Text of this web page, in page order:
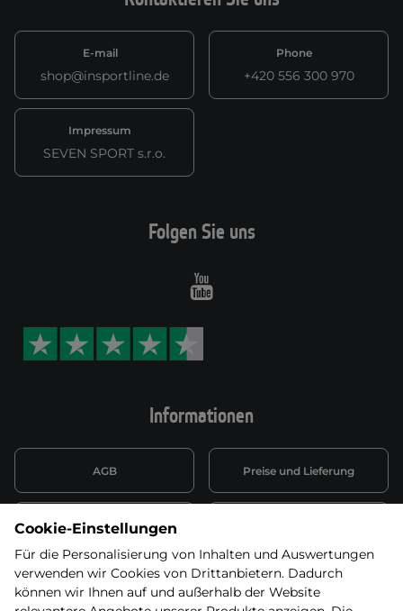
E-mail
shop@insportline.de
Phone
+420 556 300 970
Impressum
SEVEN SPORT s.r.o.
Informationen
AGB Preise und Lieferung
Datenschutzerklärung
Wiederufsbelehrung mit Link
zum Formular
Batterieentsorgung
Folgen Sie uns
Youtube
Cookie-Einstellungen
Für die Personalisierung von Inhalten und Auswertungen
verwenden wir Cookies von Drittanbietern. Dadurch
können wir Ihnen auf und außerhalb der Website